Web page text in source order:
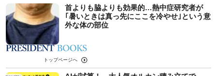
首よりも脇よりも効果的…熱中症研究者が
｢暑いときは真っ先にここを冷やせ｣という意
外な体の部位
トップページへ